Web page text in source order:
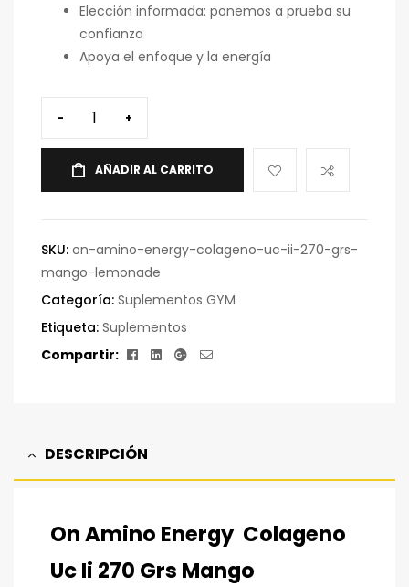
Elección informada: ponemos a prueba su
confianza
Apoya el enfoque y la energía
- +
AÑADIR AL CARRITO
SKU: on-amino-energy-colageno-uc-ii-270-grs-
mango-lemonade
Categoría: Suplementos GYM
Etiqueta: Suplementos
Compartir:
Facebook
LinkedinGoogle+
Correo
DESCRIPCIÓN
On Amino Energy Colageno
Uc Ii 270 Grs Mango